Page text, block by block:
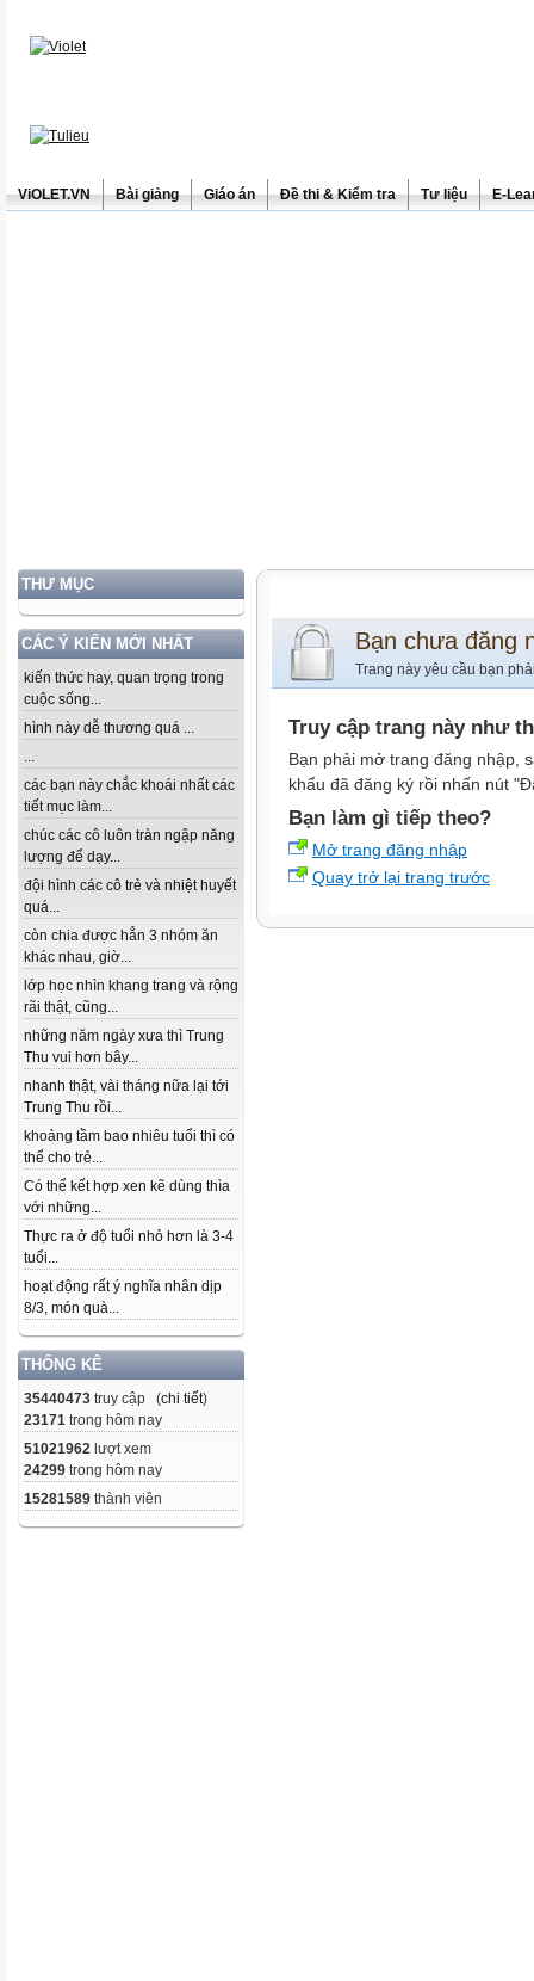
ViOLET.VN Bài giảng Giáo án Đề thi & Kiểm tra Tư liệu E-
THƯ MỤC
CÁC Ý KIẾN MỚI NHẤT
kiến thức hay, quan trọng trong
cuộc sống...
hình này dễ thương quá ...
...
các bạn này chắc khoái nhất các
tiết mục làm...
chúc các cô luôn tràn ngập năng
lượng để dạy...
đội hình các cô trẻ và nhiệt huyết
quá...
còn chia được hẳn 3 nhóm ăn
khác nhau, giờ...
lớp học nhìn khang trang và rộng
rãi thật, cũng...
những năm ngày xưa thì Trung
Thu vui hơn bây...
nhanh thật, vài tháng nữa lại tới
Trung Thu rồi...
khoảng tầm bao nhiêu tuổi thì có
thể cho trẻ...
Có thể kết hợp xen kẽ dùng thìa
với những...
Thực ra ở độ tuổi nhỏ hơn là 3-4
tuổi...
hoạt động rất ý nghĩa nhân dịp
8/3, món quà...
THỐNG KÊ
35440473 truy cập (chi tiết)
23171 trong hôm nay
51021962 lượt xem
24299 trong hôm nay
15281589 thành viên
Bạn chưa đăng
Trang này yêu cầu bạn
Truy cập trang này như
Bạn phải mở trang đăng nhập,
khẩu đã đăng ký rồi nhấn nút
Bạn làm gì tiếp theo?
Mở trang đăng nhập
Quay trở lại trang trước